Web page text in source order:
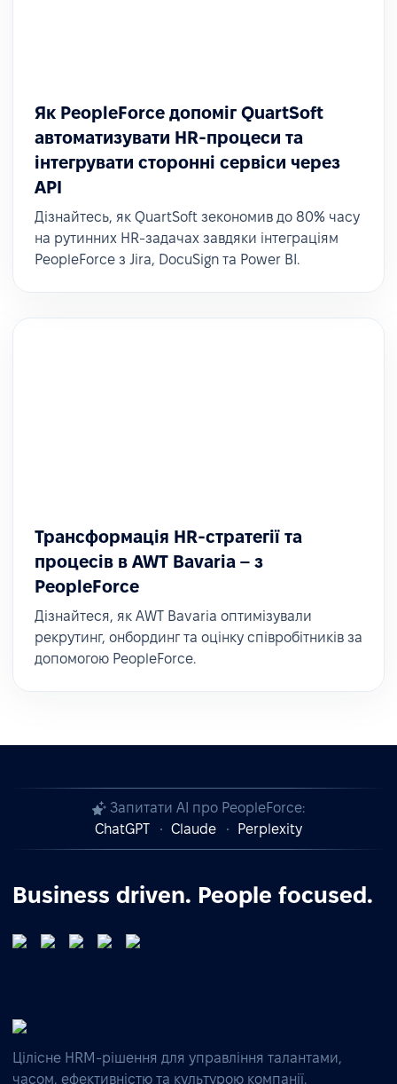
Як PeopleForce допоміг QuartSoft
автоматизувати HR-процеси та
інтегрувати сторонні сервіси через
API
Дізнайтесь, як QuartSoft зекономив до 80% часу
на рутинних HR-задачах завдяки інтеграціям
PeopleForce з Jira, DocuSign та Power BI.
Трансформація HR-стратегії та
процесів в AWT Bavaria – з
PeopleForce
Дізнайтеся, як AWT Bavaria оптимізували
рекрутинг, онбординг та оцінку співробітників за
допомогою PeopleForce.
Запитати AI про PeopleForce:
ChatGPT
Claude Perplexity
Business driven. People focused.
Цілісне HRM-рішення для управління талантами,
часом, ефективністю та культурою компанії.